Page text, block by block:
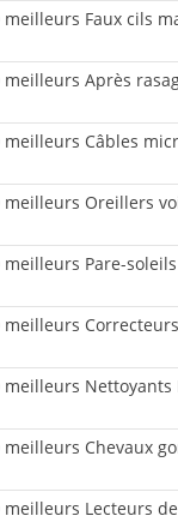
Faux cils
Après
Câbles
meilleurs Oreillers
Pare-
meilleurs
Nettoyants
Chevaux
Lecteurs